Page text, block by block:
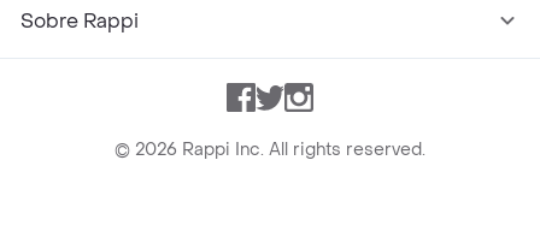
Sobre Rappi
Facebook
TwitterInstagram
© 2026 Rappi Inc. All rights reserved.